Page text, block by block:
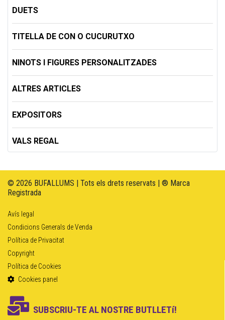
DUETS
TITELLA DE CON O CUCURUTXO
NINOTS I FIGURES PERSONALITZADES
ALTRES ARTICLES
EXPOSITORS
VALS REGAL
© 2026 BUFALLUMS | Tots els drets reservats | ® Marca
Registrada
Avís legal
Condicions Generals de Venda
Política de Privacitat
Copyright
Política de Cookies
Cookies panel
SUBSCRIU-TE AL NOSTRE BUTLLETí!